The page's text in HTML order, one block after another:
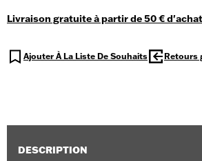
Livraison gratuite à partir de 50 € d'achat
Ajouter À La Liste De Souhaits Retours
DESCRIPTION